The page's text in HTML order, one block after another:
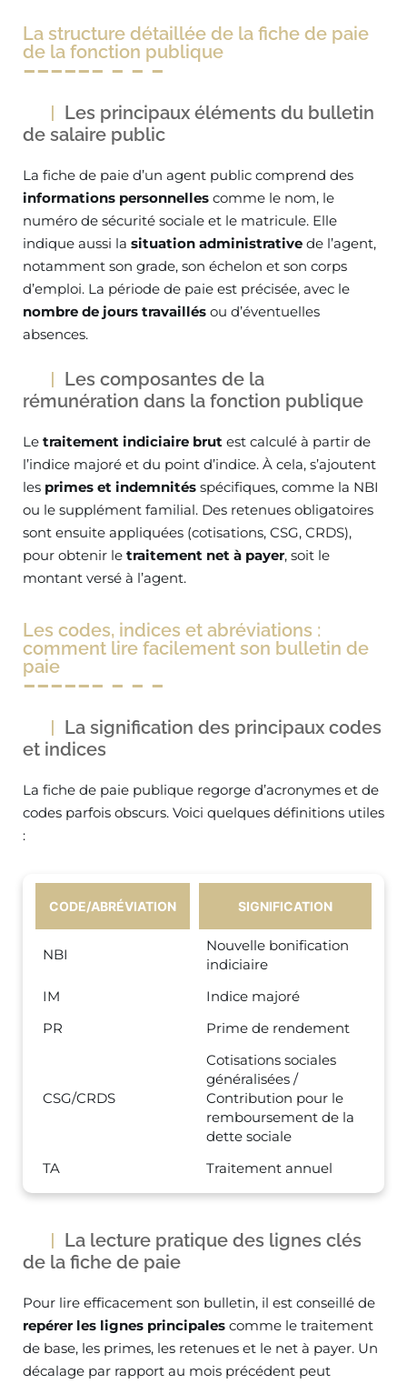
La structure détaillée de la fiche de paie
de la fonction publique
Les principaux éléments du bulletin
de salaire public
La fiche de paie d’un agent public comprend des
informations personnelles comme le nom, le
numéro de sécurité sociale et le matricule. Elle
indique aussi la situation administrative de l’agent,
notamment son grade, son échelon et son corps
d’emploi. La période de paie est précisée, avec le
nombre de jours travaillés ou d’éventuelles
absences.
Les composantes de la
rémunération dans la fonction publique
Le traitement indiciaire brut est calculé à partir de
l’indice majoré et du point d’indice. À cela, s’ajoutent
les primes et indemnités spécifiques, comme la NBI
ou le supplément familial. Des retenues obligatoires
sont ensuite appliquées (cotisations, CSG, CRDS),
pour obtenir le traitement net à payer, soit le
montant versé à l’agent.
Les codes, indices et abréviations :
comment lire facilement son bulletin de
paie
La signification des principaux codes
et indices
La fiche de paie publique regorge d’acronymes et de
codes parfois obscurs. Voici quelques définitions utiles
:
CODE/ABRÉVIATION SIGNIFICATION
NBI
Nouvelle bonification
indiciaire
IM
Indice majoré
PR
Prime de rendement
CSG/CRDS
Cotisations sociales
généralisées /
Contribution pour le
remboursement de la
dette sociale
TA
Traitement annuel
La lecture pratique des lignes clés
de la fiche de paie
Pour lire efficacement son bulletin, il est conseillé de
repérer les lignes principales comme le traitement
de base, les primes, les retenues et le net à payer. Un
décalage par rapport au mois précédent peut